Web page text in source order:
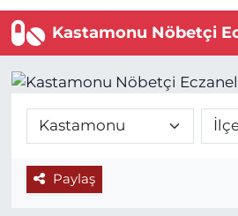
Kastamonu Nöbetçi
Paylaş